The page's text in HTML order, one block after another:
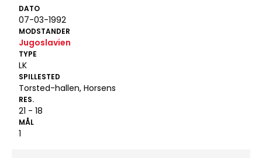
DATO
07-03-1992
MODSTANDER
Jugoslavien
TYPE
LK
SPILLESTED
Torsted-hallen, Horsens
RES.
21 - 18
MÅL
1